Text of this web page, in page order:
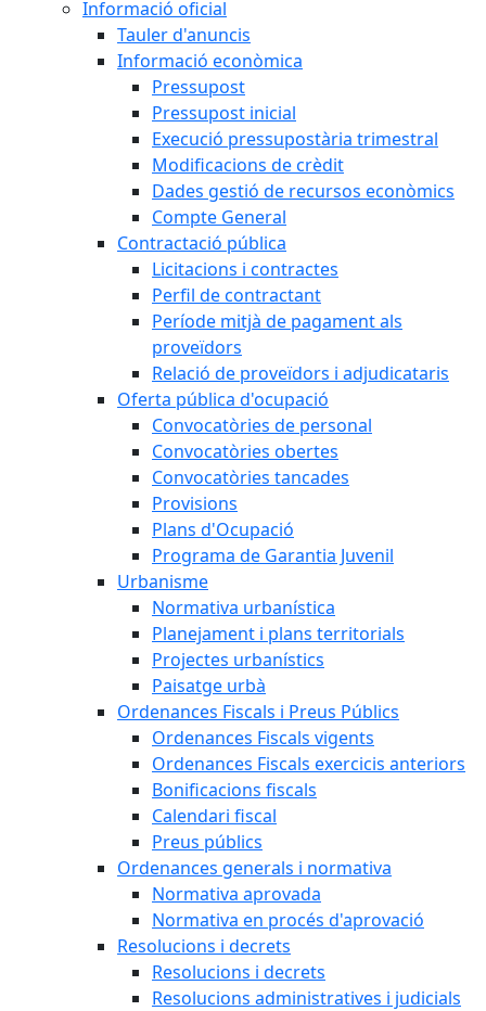
Informació oficial
Tauler d'anuncis
Informació econòmica
Pressupost
Pressupost inicial
Execució pressupostària trimestral
Modificacions de crèdit
Dades gestió de recursos econòmics
Compte General
Contractació pública
Licitacions i contractes
Perfil de contractant
Període mitjà de pagament als
proveïdors
Relació de proveïdors i adjudicataris
Oferta pública d'ocupació
Convocatòries de personal
Convocatòries obertes
Convocatòries tancades
Provisions
Plans d'Ocupació
Programa de Garantia Juvenil
Urbanisme
Normativa urbanística
Planejament i plans territorials
Projectes urbanístics
Paisatge urbà
Ordenances Fiscals i Preus Públics
Ordenances Fiscals vigents
Ordenances Fiscals exercicis anteriors
Bonificacions fiscals
Calendari fiscal
Preus públics
Ordenances generals i normativa
Normativa aprovada
Normativa en procés d'aprovació
Resolucions i decrets
Resolucions i decrets
Resolucions administratives i judicials